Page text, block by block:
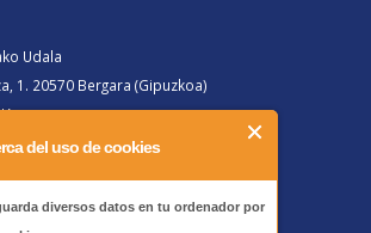
del uso de cookies
diversos datos en tu ordenador por
Udala
1. 20570 Bergara (Gipuzkoa)
deituz gero
kanpotik deituz gero